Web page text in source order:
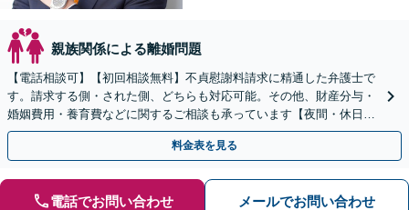
親族関係による離婚問題
【電話相談可】【初回相談無料】不貞慰謝料請求に精通した弁護士で
す。請求する側・された側、どちらも対応可能。その他、財産分与・
婚姻費用・養育費などに関するご相談も承っています【夜間・休日面
談可】【完全個室】【子連れ相談可】【塚口駅２分】
料金表を見る
電話でお問い合わせ メールでお問い合わせ